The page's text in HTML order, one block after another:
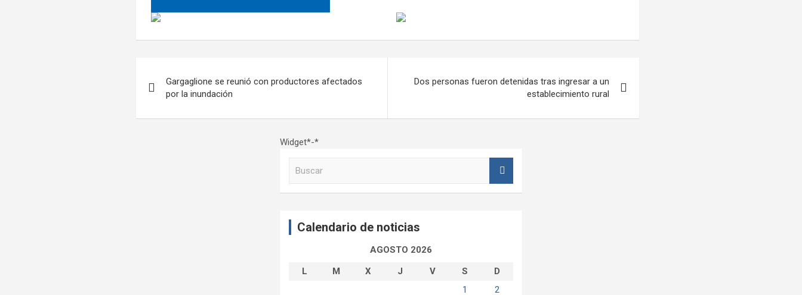
de
entradas
Gargaglione se reunió con productores afectados
por la inundación
Dos personas fueron detenidas tras ingresar a un
establecimiento rural
Widget*-*
Calendario de noticias
AGOSTO 2026
L
M X J V S
D
1
2